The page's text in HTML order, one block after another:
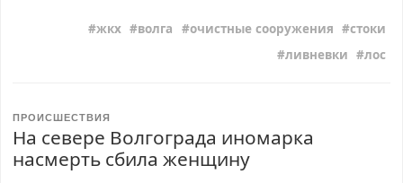
жкх волга очистные сооружения
стоки
ливневки
лос
ПРОИСШЕСТВИЯ
На севере Волгограда иномарка
насмерть сбила женщину